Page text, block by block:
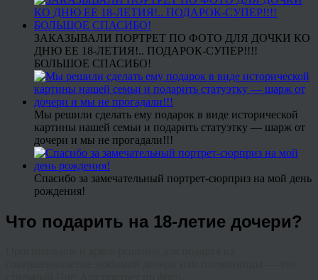
ЗАКАЗЫВАЛИ ПОРТРЕТ ПО ФОТО ДЛЯ ДОЧКИ КО
ДНЮ ЕЕ 18-ЛЕТИЯ!.. ПОДАРОК-СУПЕР!!!!
БОЛЬШОЕ СПАСИБО!
Мы решили сделать ему подарок в виде исторической
картины нашей семьи и подарить статуэтку — шарж от
дочери и мы не прогадали!!!
Спасибо за замечательный портрет-сюрприз на мой день
рождения!
Что подарить на 18-летие дочери?